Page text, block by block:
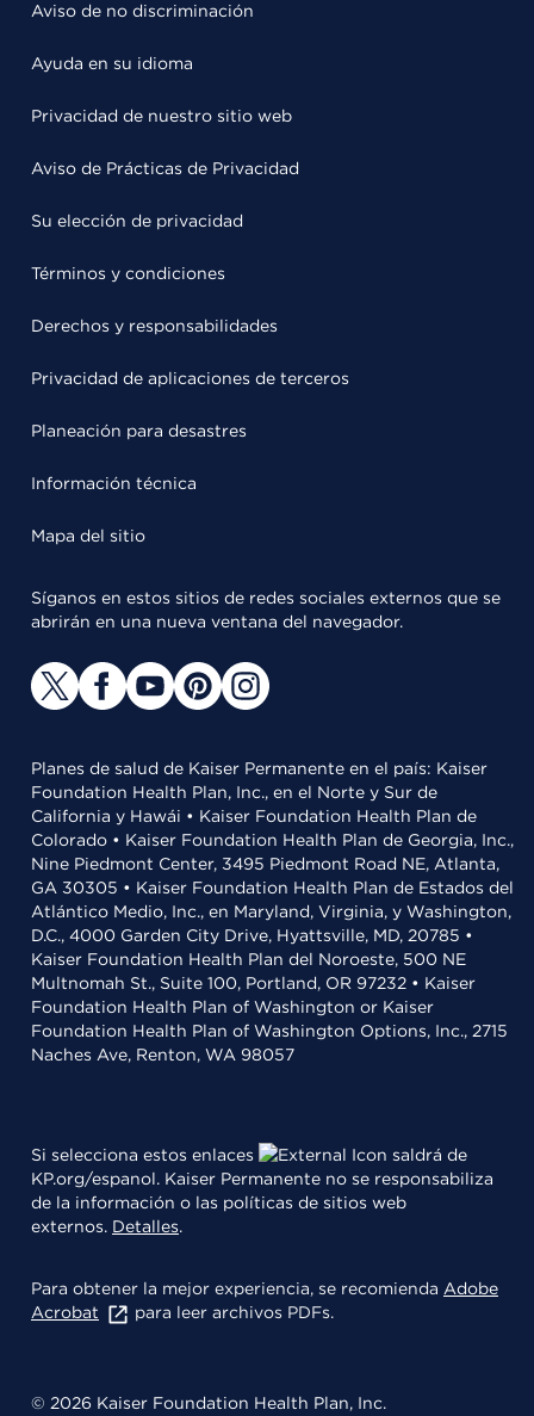
Aviso de no discriminación
Ayuda en su idioma
Privacidad de nuestro sitio web
Aviso de Prácticas de Privacidad
Su elección de privacidad
Términos y condiciones
Derechos y responsabilidades
Privacidad de aplicaciones de terceros
Planeación para desastres
Información técnica
Mapa del sitio
Síganos en estos sitios de redes sociales externos que se
abrirán en una nueva ventana del navegador.
Planes de salud de Kaiser Permanente en el país: Kaiser
Foundation Health Plan, Inc., en el Norte y Sur de
California y Hawái • Kaiser Foundation Health Plan de
Colorado • Kaiser Foundation Health Plan de Georgia, Inc.,
Nine Piedmont Center, 3495 Piedmont Road NE, Atlanta,
GA 30305 • Kaiser Foundation Health Plan de Estados del
Atlántico Medio, Inc., en Maryland, Virginia, y Washington,
D.C., 4000 Garden City Drive, Hyattsville, MD, 20785 •
Kaiser Foundation Health Plan del Noroeste, 500 NE
Multnomah St., Suite 100, Portland, OR 97232 • Kaiser
Foundation Health Plan of Washington or Kaiser
Foundation Health Plan of Washington Options, Inc., 2715
Naches Ave, Renton, WA 98057
Si selecciona estos enlaces
saldrá de
KP.org/espanol. Kaiser Permanente no se responsabiliza
de la información o las políticas de sitios web
externos. Detalles.
Para obtener la mejor experiencia, se recomienda Adobe
Acrobat
para leer archivos PDFs.
© 2026 Kaiser Foundation Health Plan, Inc.